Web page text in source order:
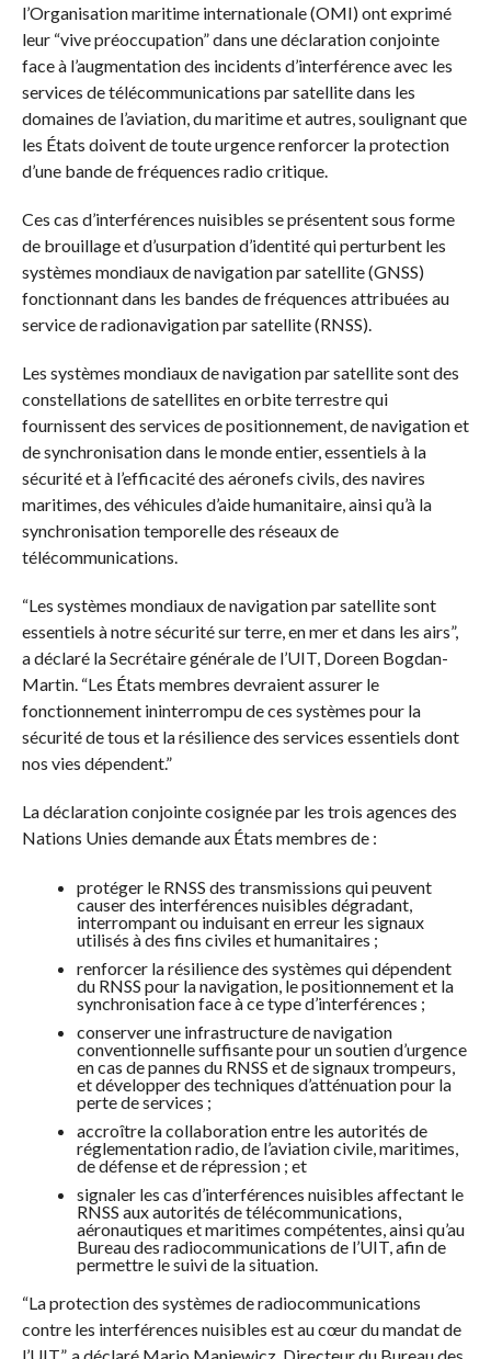
l’Organisation maritime internationale (OMI) ont exprimé
leur “vive préoccupation” dans une déclaration conjointe
face à l’augmentation des incidents d’interférence avec les
services de télécommunications par satellite dans les
domaines de l’aviation, du maritime et autres, soulignant que
les États doivent de toute urgence renforcer la protection
d’une bande de fréquences radio critique.
Ces cas d’interférences nuisibles se présentent sous forme
de brouillage et d’usurpation d’identité qui perturbent les
systèmes mondiaux de navigation par satellite (GNSS)
fonctionnant dans les bandes de fréquences attribuées au
service de radionavigation par satellite (RNSS).
Les systèmes mondiaux de navigation par satellite sont des
constellations de satellites en orbite terrestre qui
fournissent des services de positionnement, de navigation et
de synchronisation dans le monde entier, essentiels à la
sécurité et à l’efficacité des aéronefs civils, des navires
maritimes, des véhicules d’aide humanitaire, ainsi qu’à la
synchronisation temporelle des réseaux de
télécommunications.
“Les systèmes mondiaux de navigation par satellite sont
essentiels à notre sécurité sur terre, en mer et dans les airs”,
a déclaré la Secrétaire générale de l’UIT, Doreen Bogdan-
Martin. “Les États membres devraient assurer le
fonctionnement ininterrompu de ces systèmes pour la
sécurité de tous et la résilience des services essentiels dont
nos vies dépendent.”
La déclaration conjointe cosignée par les trois agences des
Nations Unies demande aux États membres de :
protéger le RNSS des transmissions qui peuvent
causer des interférences nuisibles dégradant,
interrompant ou induisant en erreur les signaux
utilisés à des fins civiles et humanitaires ;
renforcer la résilience des systèmes qui dépendent
du RNSS pour la navigation, le positionnement et la
synchronisation face à ce type d’interférences ;
conserver une infrastructure de navigation
conventionnelle suffisante pour un soutien d’urgence
en cas de pannes du RNSS et de signaux trompeurs,
et développer des techniques d’atténuation pour la
perte de services ;
accroître la collaboration entre les autorités de
réglementation radio, de l’aviation civile, maritimes,
de défense et de répression ; et
signaler les cas d’interférences nuisibles affectant le
RNSS aux autorités de télécommunications,
aéronautiques et maritimes compétentes, ainsi qu’au
Bureau des radiocommunications de l’UIT, afin de
permettre le suivi de la situation.
“La protection des systèmes de radiocommunications
contre les interférences nuisibles est au cœur du mandat de